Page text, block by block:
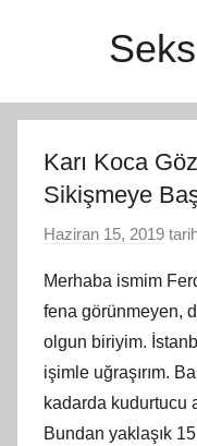
Karı Koca
Sikişmeye
Haziran 15, 2019
Merhaba ismim
fena görünmeyen,
olgun biriyim.
işimle uğraşırım.
kadarda kudurtucu
Bundan yaklaşık